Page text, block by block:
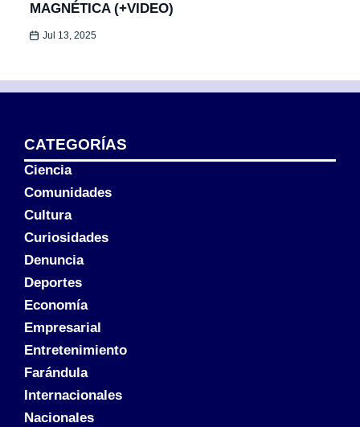
MAGNÉTICA (+VIDEO)
Jul 13, 2025
CATEGORÍAS
Ciencia
Comunidades
Cultura
Curiosidades
Denuncia
Deportes
Economía
Empresarial
Entretenimiento
Farándula
Internacionales
Nacionales